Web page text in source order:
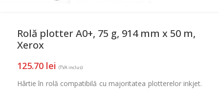
Rolă plotter A0+, 75 g, 914 mm x 50 m,
Xerox
125.70 lei (TVA inclus)
Hârtie în rolă compatibilă cu majoritatea plotterelor inkjet.